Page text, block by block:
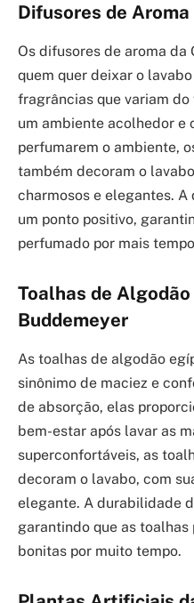
Difusores de Aroma
Os difusores de aroma da
quem quer deixar o
fragrâncias que variam
um ambiente acolhedor e
perfumarem o ambiente,
também decoram o
charmosos e elegantes.
um ponto positivo,
perfumado por mais
Toalhas de Algodão
Buddemeyer
As toalhas de algodão
sinônimo de maciez e
de absorção, elas
bem-estar após lavar as
superconfortáveis, as
decoram o lavabo, com
elegante. A durabilidade
garantindo que as
bonitas por muito tempo.